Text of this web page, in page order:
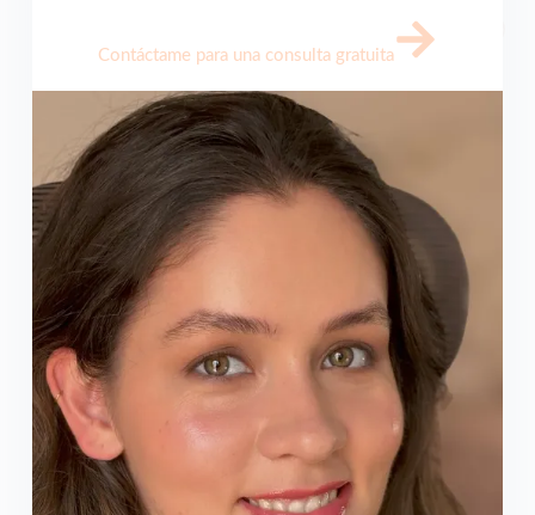
Contáctame para una consulta gratuita